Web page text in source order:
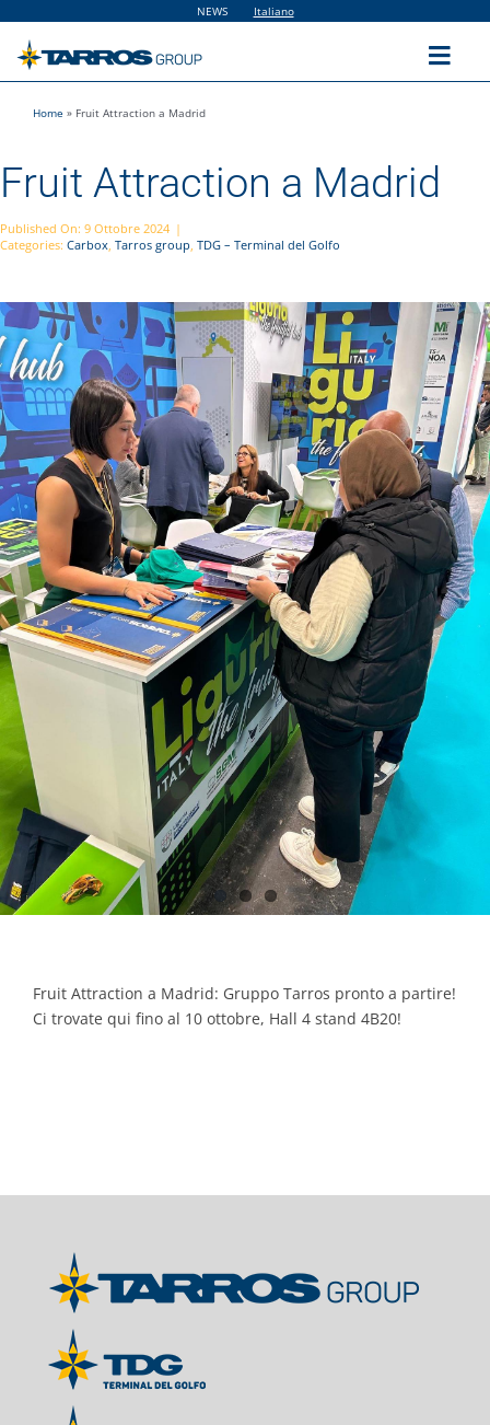
contenuto
NEWS Italiano
The Group
Utilities
Sustainability
People
Contacts
Home » Fruit Attraction a Madrid
Fruit Attraction a Madrid
Published On: 9 Ottobre 2024 |
Categories: Carbox, Tarros group, TDG – Terminal del Golfo
Fruit Attraction a Madrid: Gruppo Tarros pronto a partire!
Ci trovate qui fino al 10 ottobre, Hall 4 stand 4B20!